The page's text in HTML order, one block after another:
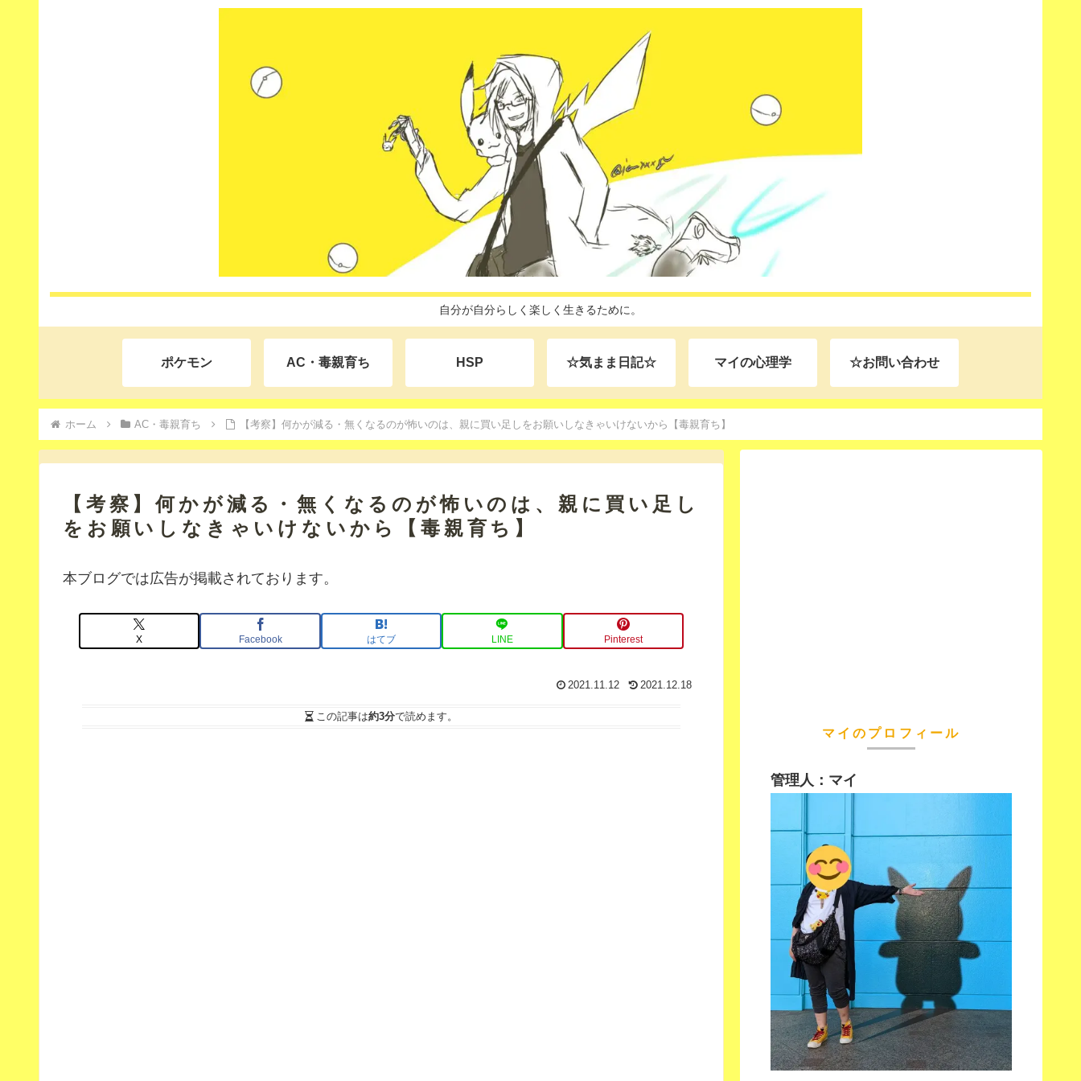
自分が自分らしく楽しく生きるために。
ポケモン AC・毒親育ち HSP ☆気まま日記☆ マイの心理学 ☆お問い合わせ
ホーム AC・毒親育ち 【考察】何かが減る・無くなるのが怖いのは、親に買い足しをお願いしなきゃいけないから【毒親育ち】
【考察】何かが減る・無くなるのが怖いのは、親に買い足し
をお願いしなきゃいけないから【毒親育ち】
本ブログでは広告が掲載されております。
X Facebook はてブ LINE Pinterest
2021.11.12 2021.12.18
この記事は約3分で読めます。
マイのプロフィール
管理人：マイ